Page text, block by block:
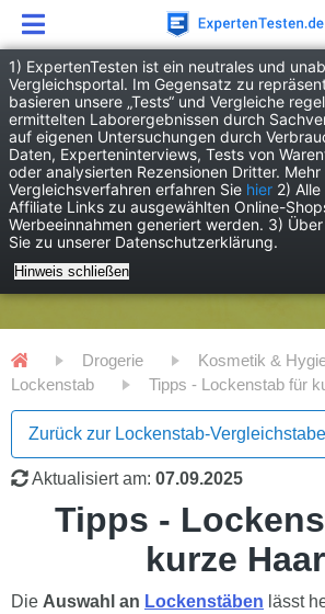
1) ExpertenTesten ist ein neutrales und
Vergleichsportal. Im Gegensatz zu
basieren unsere „Tests“ und Vergleiche
ermittelten Laborergebnissen durch
auf eigenen Untersuchungen durch
Daten, Experteninterviews, Tests von
oder analysierten Rezensionen Dritter.
Vergleichsverfahren erfahren Sie hier 2)
Affiliate Links zu ausgewählten Online-
Werbeeinnahmen generiert werden. 3) Über
Sie zu unserer Datenschutzerklärung.
Hinweis schließen
Drogerie
Kosmetik &
Lockenstab
Tipps - Lockenstab für
Zurück zur Lockenstab-
Aktualisiert am: 07.09.2025
Tipps - Lockenstab für
kurze
Die Auswahl an Lockenstäben lässt